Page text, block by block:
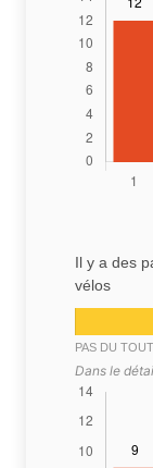
Il y a des
vélos
PAS DU TOUT
Dans le